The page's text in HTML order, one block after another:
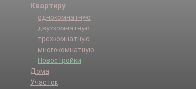
Квартиру
однокомнатную
двухкомнатную
трехкомнатную
многокомнатную
Новостройки
Дома
Участок